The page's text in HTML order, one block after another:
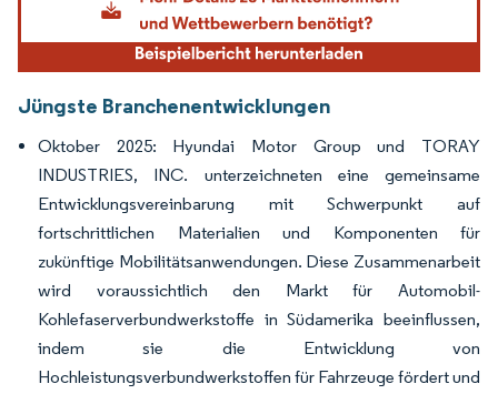
Jüngste Branchenentwicklungen
Oktober 2025: Hyundai Motor Group und TORAY
INDUSTRIES, INC. unterzeichneten eine gemeinsame
Entwicklungsvereinbarung mit Schwerpunkt auf
fortschrittlichen Materialien und Komponenten für
zukünftige Mobilitätsanwendungen. Diese Zusammenarbeit
wird voraussichtlich den Markt für Automobil-
Kohlefaserverbundwerkstoffe in Südamerika beeinflussen,
indem sie die Entwicklung von
Hochleistungsverbundwerkstoffen für Fahrzeuge fördert und